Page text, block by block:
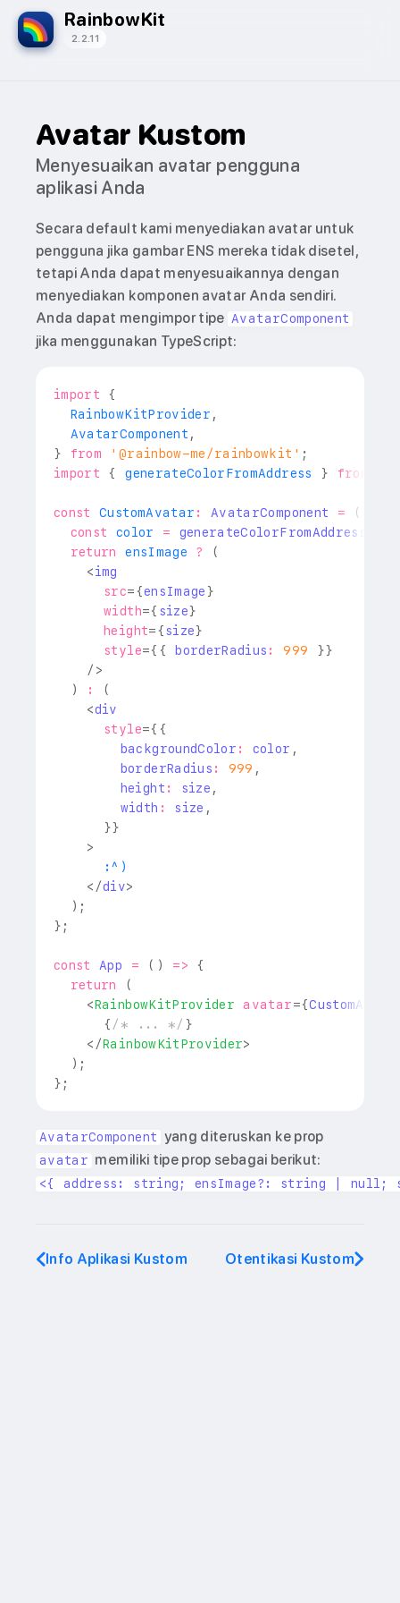
RainbowKit
2.2.11
Avatar Kustom
Menyesuaikan avatar pengguna
aplikasi Anda
Secara default kami menyediakan avatar untuk
pengguna jika gambar ENS mereka tidak disetel,
tetapi Anda dapat menyesuaikannya dengan
menyediakan komponen avatar Anda sendiri.
Anda dapat mengimpor tipe AvatarComponent
jika menggunakan TypeScript:
import
{
RainbowKitProvider ,
AvatarComponent ,
}
from '@rainbow-me/rainbowkit' ;
import
{ generateColorFromAddress } from
const CustomAvatar : AvatarComponent = (
const color = generateColorFromAddress
return
ensImage ?
(
<img
src= {ensImage }
width={ size}
height= {size}
style={ { borderRadius : 999 }}
/>
)
:
(
<div
style={ {
        backgroundColor
: color ,
        borderRadius
: 999 ,
        height
: size ,
        width
: size ,
}}
>
      :^)
</div>
) ;
} ;
const App = ( ) =>
{
return
(
<RainbowKitProvider avatar={
{ /* ... */ }
</RainbowKitProvider>
) ;
} ;
AvatarComponent yang diteruskan ke prop
avatar memiliki tipe prop sebagai berikut:
<{ address: string; ensImage?: string | null;
Info Aplikasi Kustom Otentikasi Kustom